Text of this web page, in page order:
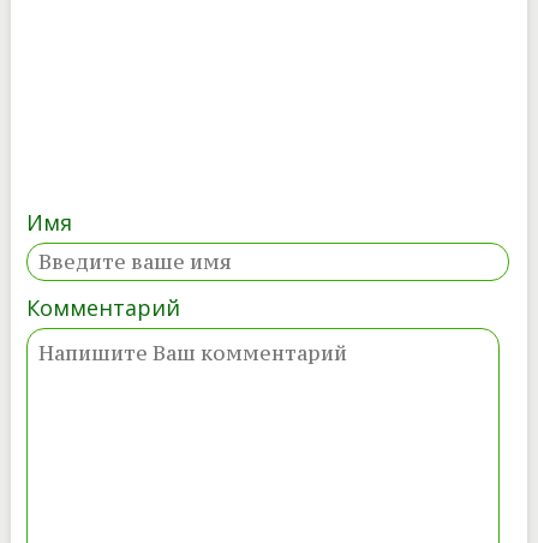
Имя
Комментарий